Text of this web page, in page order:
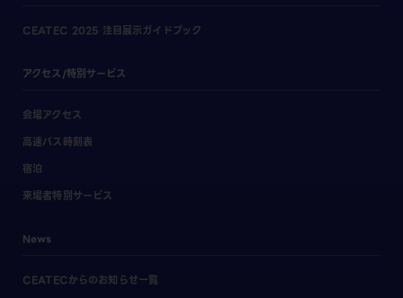
CEATEC 2025 注目展示ガイドブック
アクセス/特別サービス
会場アクセス
高速バス時刻表
宿泊
来場者特別サービス
News
CEATECからのお知らせ一覧